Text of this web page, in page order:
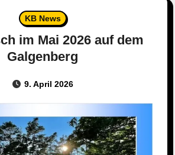
KB News
im Mai 2026 auf dem
Galgenberg
9. April 2026